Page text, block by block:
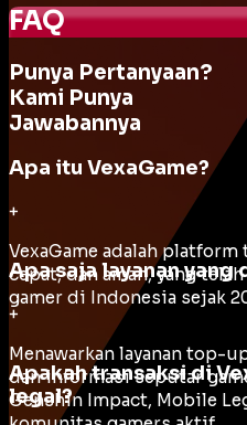
FAQ
Punya Pertanyaan?
Kami Punya
Jawabannya
Apa itu VexaGame?
+
VexaGame adalah
cepat, dan aman, yang
gamer di Indonesia sejak
Apa saja layanan yang
+
Menawarkan layanan top-
dan informasi seputar
Genshin Impact, Mobile
Apakah transaksi di
legal?